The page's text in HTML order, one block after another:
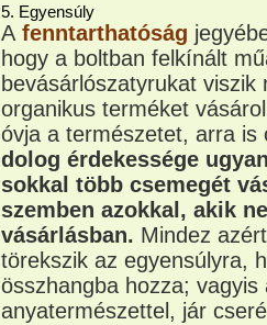
5. Egyensúly
A fenntarthatóság
hogy a boltban felkínált
bevásárlószatyrukat
organikus terméket
óvja a természetet, arra
dolog érdekessége
sokkal több csemegét
szemben azokkal, akik
vásárlásban. Mindez
törekszik az egyensúlyra,
összhangba hozza;
anyatermészettel, jár